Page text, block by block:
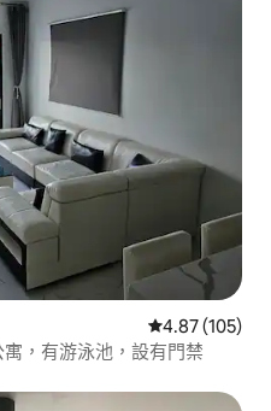
從 105 則評價
4.87 (105)
，有游泳池，設有門禁